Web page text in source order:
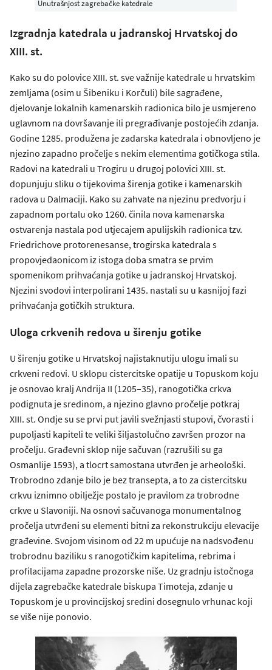
Unutrašnjost zagrebačke katedrale
Izgradnja katedrala u jadranskoj Hrvatskoj do
XIII. st.
Kako su do polovice XIII. st. sve važnije katedrale u hrvatskim
zemljama (osim u Šibeniku i Korčuli) bile sagrađene,
djelovanje lokalnih kamenarskih radionica bilo je usmjereno
uglavnom na dovršavanje ili pregrađivanje postojećih zdanja.
Godine 1285. produžena je zadarska katedrala i obnovljeno je
njezino zapadno pročelje s nekim elementima gotičkoga stila.
Radovi na katedrali u Trogiru u drugoj polovici XIII. st.
dopunjuju sliku o tijekovima širenja gotike i kamenarskih
radova u Dalmaciji. Kako su zahvate na njezinu predvorju i
zapadnom portalu oko 1260. činila nova kamenarska
ostvarenja nastala pod utjecajem apulijskih radionica tzv.
Friedrichove protorenesanse, trogirska katedrala s
propovjedaonicom iz istoga doba smatra se prvim
spomenikom prihvaćanja gotike u jadranskoj Hrvatskoj.
Njezini svodovi interpolirani 1435. nastali su u kasnijoj fazi
prihvaćanja gotičkih struktura.
Uloga crkvenih redova u širenju gotike
U širenju gotike u Hrvatskoj najistaknutiju ulogu imali su
crkveni redovi. U sklopu cistercitske opatije u Topuskom koju
je osnovao kralj Andrija II (1205–35), ranogotička crkva
podignuta je sredinom, a njezino glavno pročelje potkraj
XIII. st. Ondje su se prvi put javili svežnjasti stupovi, čvorasti i
pupoljasti kapiteli te veliki šiljastolučno završen prozor na
pročelju. Građevni sklop nije sačuvan (razrušili su ga
Osmanlije 1593), a tlocrt samostana utvrđen je arheološki.
Trobrodno zdanje bilo je bez transepta, a to za cistercitsku
crkvu iznimno obilježje postalo je pravilom za trobrodne
crkve u Slavoniji. Na osnovi sačuvanoga monumentalnog
pročelja utvrđeni su elementi bitni za rekonstrukciju elevacije
građevine. Svojom visinom od 22 m upućuje na nadsvođenu
trobrodnu baziliku s ranogotičkim kapitelima, rebrima i
profilacijama zapadne prozorske niše. Uz gradnju istočnoga
dijela zagrebačke katedrale biskupa Timoteja, zdanje u
Topuskom je u provincijskoj sredini dosegnulo vrhunac koji
se više nije ponovio.